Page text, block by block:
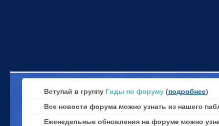
Вступай в группу Гиды по форуму (подробнее)
Все новости форума можно узнать из нашего
Еженедельные обновления на форуме можно